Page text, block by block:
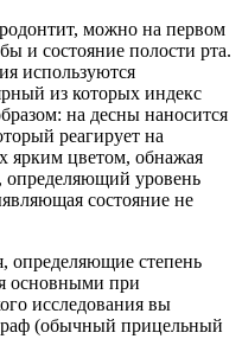
можно на первом
и состояние полости рта.
используются
из которых индекс
на десны наносится
реагирует на
ярким цветом, обнажая
определяющий уровень
состояние не
определяющие степень
основными при
исследования вы
(обычный прицельный